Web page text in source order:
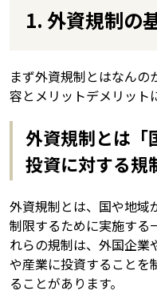
1. 外資規制の
まず外資規制とはなん
容とメリットデメリット
外資規制とは「
投資に対する規
外資規制とは、国や地域
制限するために実施する
れらの規制は、外国企業
や産業に投資することを
ることがあります。